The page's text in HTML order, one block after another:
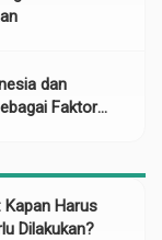
dan
Faktor
Kapan Harus
Dilakukan?